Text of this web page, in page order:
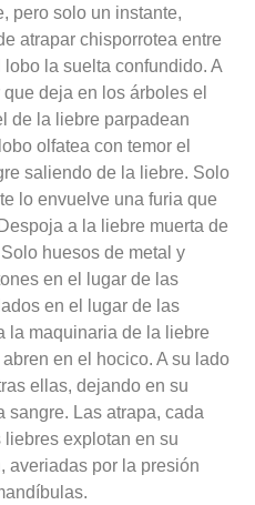
pero solo un instante,
atrapar chisporrotea entre
la suelta confundido. A
deja en los árboles el
de la liebre parpadean
olfatea con temor el
saliendo de la liebre. Solo
lo envuelve una furia que
a la liebre muerta de
huesos de metal y
en el lugar de las
en el lugar de las
la maquinaria de la liebre
en el hocico. A su lado
ellas, dejando en su
sangre. Las atrapa, cada
explotan en su
averiadas por la presión